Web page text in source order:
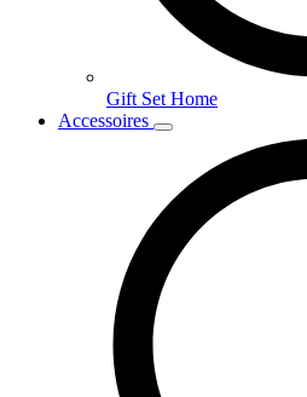
Gift Set Home
Accessoires